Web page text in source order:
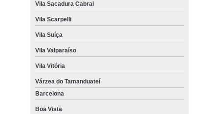
Vila Sacadura Cabral
Vila Scarpelli
Vila Suíça
Vila Valparaíso
Vila Vitória
Várzea do Tamanduateí
Barcelona
Boa Vista